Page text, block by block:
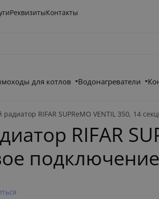
РеквизитыКонтакты
для котлов Водонагреватели
RIFAR SUPReMO VENTIL 350, 14
RIFAR